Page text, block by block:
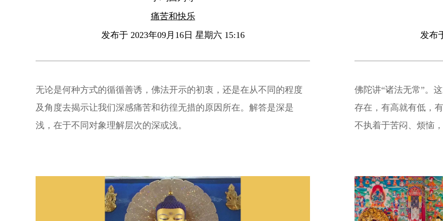
痛苦和快乐
发布于 2023年09月16日 星期六 15:16
无论是何种方式的循循善诱，佛法开示的初衷，还是在从不同的程度
及角度去揭示让我们深感痛苦和彷徨无措的原因所在。解答是深是
浅，在于不同对象理解层次的深或浅。
发布
佛陀讲“诸法无常”。
存在，有高就有低，
不执着于苦闷、烦恼